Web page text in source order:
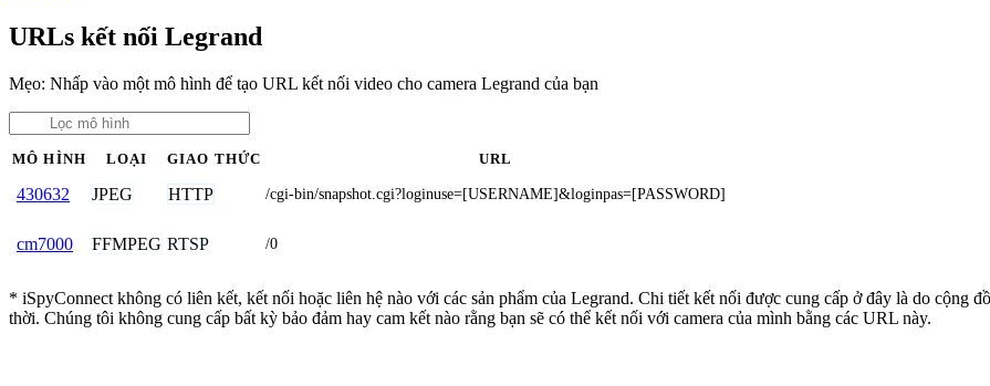
URLs kết nối Legrand
Mẹo: Nhấp vào một mô hình để tạo URL kết nối video cho camera Legrand của bạn
MÔ HÌNH LOẠI GIAO THỨC URL
430632 JPEG HTTP /cgi-bin/snapshot.cgi?loginuse=[USERNAME]&loginpas=[PASSWORD]
cm7000 FFMPEG RTSP /0
* iSpyConnect không có liên kết, kết nối hoặc liên hệ nào với các sản phẩm của Legrand. Chi tiết kết nối được cung cấp ở đây là do cộng
thời. Chúng tôi không cung cấp bất kỳ bảo đảm hay cam kết nào rằng bạn sẽ có thể kết nối với camera của mình bằng các URL này.